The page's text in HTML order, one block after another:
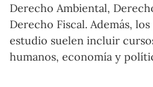
Derecho Ambiental,
Derecho Fiscal. Además,
estudio suelen incluir
humanos, economía y